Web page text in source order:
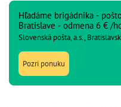
Hľadáme brigádnika - poštový
Bratislave - odmena 6 € /
Slovenská pošta, a.s.,
Pozri ponuku